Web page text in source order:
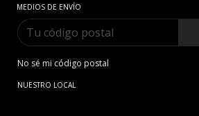
MEDIOS DE ENVÍO
No sé mi código postal
NUESTRO LOCAL